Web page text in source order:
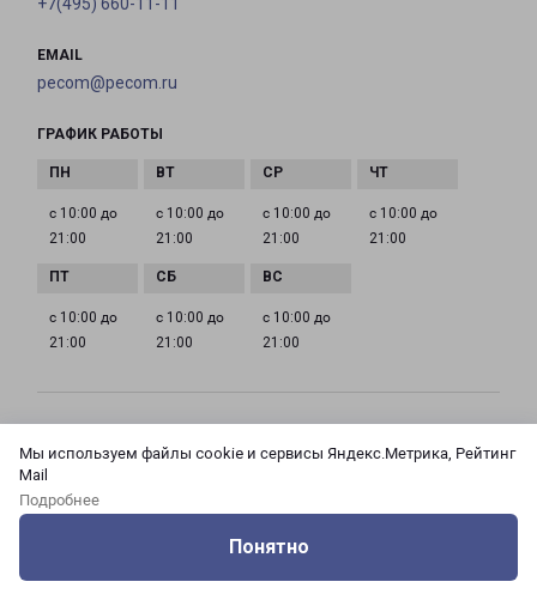
Мы используем файлы cookie и сервисы Яндекс.Метрика, Рейтинг
Mail
Подробнее
Понятно
+7(495) 660-11-11
EMAIL
pecom@pecom.ru
ГРАФИК РАБОТЫ
с 10:00 до
21:00
с 10:00 до
21:00
с 10:00 до
21:00
с 10:00 до
21:00
с 10:00 до
21:00
с 10:00 до
21:00
с 10:00 до
21:00
Россия, Москва город, Зюзино район, улица
Азовская, дом 24, корпус 3